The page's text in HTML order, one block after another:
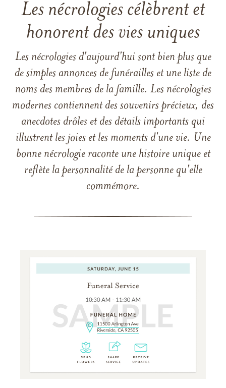
Les nécrologies célèbrent et
honorent des vies uniques
Les nécrologies d'aujourd'hui sont bien plus que
de simples annonces de funérailles et une liste de
noms des membres de la famille. Les nécrologies
modernes contiennent des souvenirs précieux, des
anecdotes drôles et des détails importants qui
illustrent les joies et les moments d'une vie. Une
bonne nécrologie raconte une histoire unique et
reflète la personnalité de la personne qu'elle
commémore.